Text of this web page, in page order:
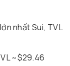
nhất Sui, TVL
~$29.46